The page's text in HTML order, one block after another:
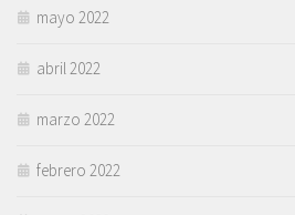
mayo 2022
abril 2022
marzo 2022
febrero 2022